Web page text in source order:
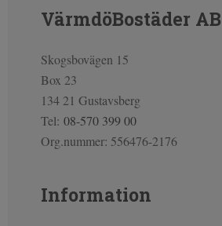
VärmdöBostäder AB
Skogsbovägen 15
Box 23
134 21 Gustavsberg
Tel: 08-570 399 00
Org.nummer: 556476-2176
Information